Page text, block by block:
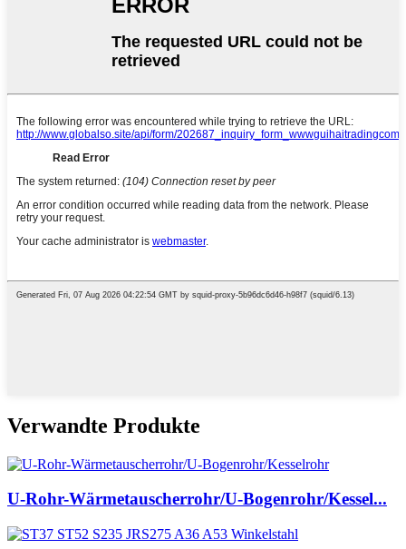
Verwandte Produkte
U-Rohr-Wärmetauscherrohr/U-Bogenrohr/Kessel...